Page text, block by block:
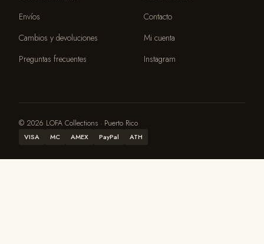
Envíos
Cambios y devoluciones
Preguntas frecuentes
Contacto
Mi cuenta
Instagram
© 2026 LOFA Collections · Puerto Rico
VISA MC AMEX PayPal ATH